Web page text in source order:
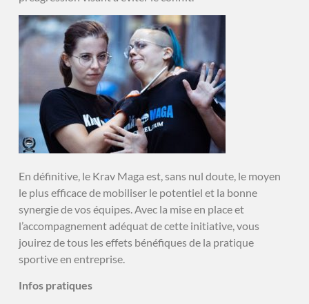
En définitive, le Krav Maga est, sans nul doute, le moyen
le plus efficace de mobiliser le potentiel et la bonne
synergie de vos équipes. Avec la mise en place et
l’accompagnement adéquat de cette initiative, vous
jouirez de tous les effets bénéfiques de la pratique
sportive en entreprise.
Infos pratiques